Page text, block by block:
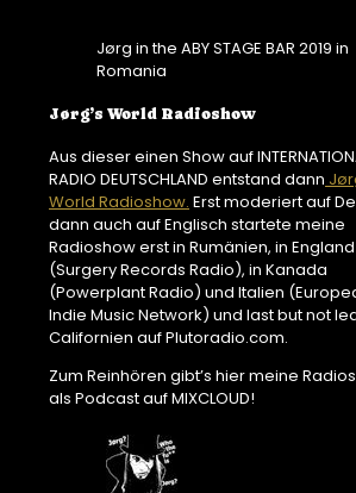
Jørg in the ABY STAGE BAR 2019 in
Romania
Jørg’s World Radioshow
Aus dieser einen Show auf
RADIO DEUTSCHLAND entstand dann
World Radioshow. Erst moderiert auf
dann auch auf Englisch startete meine
Radioshow erst in Rumänien, in England
(Surgery Records Radio), in Kanada
(Powerplant Radio) und Italien
Indie Music Network) und last but not
Californien auf Plutoradio.com.
Zum Reinhören gibt’s hier meine
als Podcast auf MIXCLOUD!